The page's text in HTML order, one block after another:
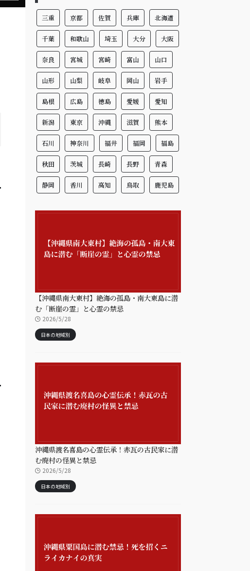
三重 京都 佐賀 兵庫 北海道
千葉 和歌山 埼玉 大分 大阪
奈良 宮城 宮崎 富山 山口
山形 山梨 岐阜 岡山 岩手
島根 広島 徳島 愛媛 愛知
新潟 東京 沖縄 滋賀 熊本
石川 神奈川 福井 福岡 福島
秋田 茨城 長崎 長野 青森
静岡 香川 高知 鳥取 鹿児島
【沖縄県南大東村】絶海の孤島・南大東島に潜
む「断崖の霊」と心霊の禁忌
2026/5/28
日本の地域別
沖縄県渡名喜島の心霊伝承！赤瓦の古民家に潜
む廃村の怪異と禁忌
2026/5/28
日本の地域別